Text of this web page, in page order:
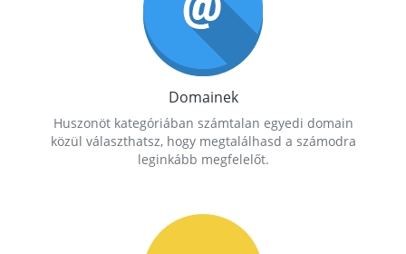
Domainek
Huszonöt kategóriában számtalan egyedi domain
közül választhatsz, hogy megtalálhasd a számodra
leginkább megfelelőt.